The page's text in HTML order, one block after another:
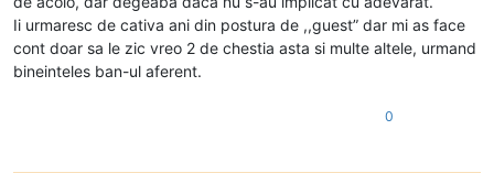
Ii urmaresc de cativa ani din postura de ,,guest” dar mi as face
cont doar sa le zic vreo 2 de chestia asta si multe altele, urmand
bineinteles ban-ul aferent.
0